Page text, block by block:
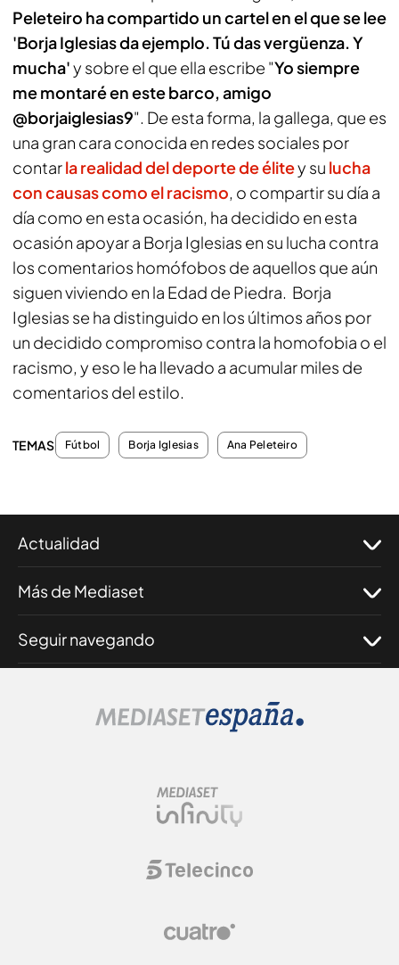
Peleteiro ha compartido un cartel en el que se lee
'Borja Iglesias da ejemplo. Tú das vergüenza.Y
mucha'y sobre el que ella escribe "Yo siempre
me montaré en este barco, amigo
@borjaiglesias9". De esta forma, la gallega, que es
una gran cara conocida en redes sociales por
contarla realidad del deporte de élitey su lucha
con causas como el racismo, o compartir su día a
día como en esta ocasión, ha decidido en esta
ocasión apoyar a Borja Iglesias en su lucha contra
los comentarios homófobos de aquellos que aún
siguen viviendo en la Edad de Piedra. Borja
Iglesias se ha distinguido en los últimos años por
un decidido compromiso contra la homofobia o el
racismo, y eso le ha llevado a acumular miles de
comentarios del estilo.
TEMAS Fútbol Borja Iglesias Ana Peleteiro
Actualidad
Más de Mediaset
Seguir navegando